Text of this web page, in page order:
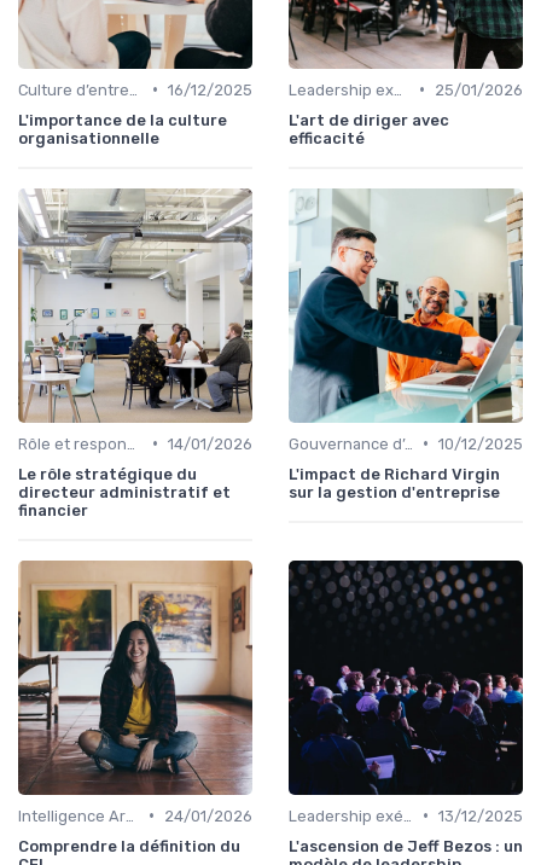
• 16/12/2025
L'importance de la culture
organisationnelle
•
25/01/2026
L'art de diriger avec
efficacité
• 14/01/2026
Le rôle stratégique du
directeur administratif et
financier
Gouvernance d’entreprise • 10/12/2025
L'impact de Richard Virgin
sur la gestion d'entreprise
•
24/01/2026
Comprendre la définition du
• 13/12/2025
L'ascension de Jeff Bezos : un